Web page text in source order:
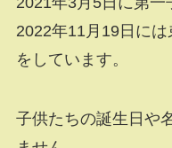
2022年11月19日に
をしています。
子供たちの誕生日や